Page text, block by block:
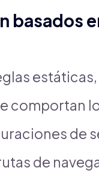
basados
comportan
de
de